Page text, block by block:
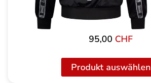
95,00 CHF
Produkt auswählen